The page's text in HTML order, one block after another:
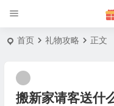
首页 礼物攻略 正文
搬新家请客送什